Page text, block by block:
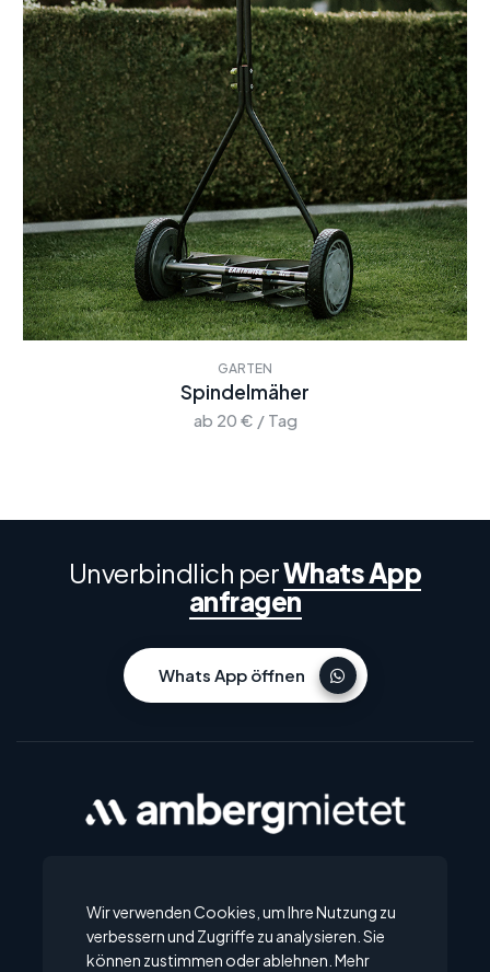
Wir verwenden Cookies, um Ihre Nutzung zu
verbessern und Zugriffe zu analysieren. Sie
können zustimmen oder ablehnen. Mehr
GARTEN
Spindelmäher
ab 20 € / Tag
Unverbindlich perWhats App
anfragen
Whats App öffnen
Zentrale Lage in Amberg, Stadtteil Eisberg